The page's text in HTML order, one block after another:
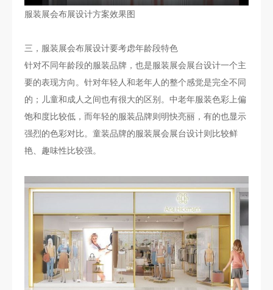
服装展会布展设计方案效果图
三，服装展会布展设计要考虑年龄段特色
针对不同年龄段的服装品牌，也是服装展会展台设计一个主
要的表现方向。针对年轻人和老年人的整个感觉是完全不同
的；儿童和成人之间也有很大的区别。中老年服装色彩上偏
饱和度比较低，而年轻的服装品牌则明快亮丽，有的也显示
强烈的色彩对比。童装品牌的服装展会展台设计则比较鲜
艳、趣味性比较强。